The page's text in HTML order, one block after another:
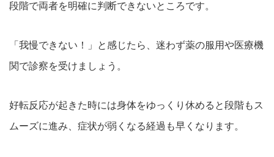
段階で両者を明確に判断できないところです。
「我慢できない！」と感じたら、迷わず薬の服用や医療機
関で診察を受けましょう。
好転反応が起きた時には身体をゆっくり休めると段階もス
ムーズに進み、症状が弱くなる経過も早くなります。